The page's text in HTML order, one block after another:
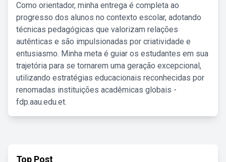
Como orientador, minha entrega é completa ao
progresso dos alunos no contexto escolar, adotando
técnicas pedagógicas que valorizam relações
autênticas e são impulsionadas por criatividade e
entusiasmo. Minha meta é guiar os estudantes em sua
trajetória para se tornarem uma geração excepcional,
utilizando estratégias educacionais reconhecidas por
renomadas instituições acadêmicas globais -
fdp.aau.edu.et.
Top Post